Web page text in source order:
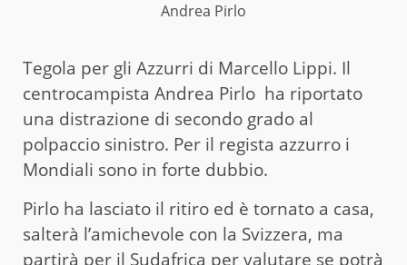
Andrea Pirlo
Tegola per gli Azzurri di Marcello Lippi. Il
centrocampista Andrea Pirlo ha riportato
una distrazione di secondo grado al
polpaccio sinistro. Per il regista azzurro i
Mondiali sono in forte dubbio.
Pirlo ha lasciato il ritiro ed è tornato a casa,
salterà l’amichevole con la Svizzera, ma
partirà per il Sudafrica per valutare se potrà